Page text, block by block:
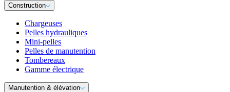
Construction
Chargeuses
Pelles hydrauliques
Mini-pelles
Pelles de manutention
Tombereaux
Gamme électrique
Manutention & élévation